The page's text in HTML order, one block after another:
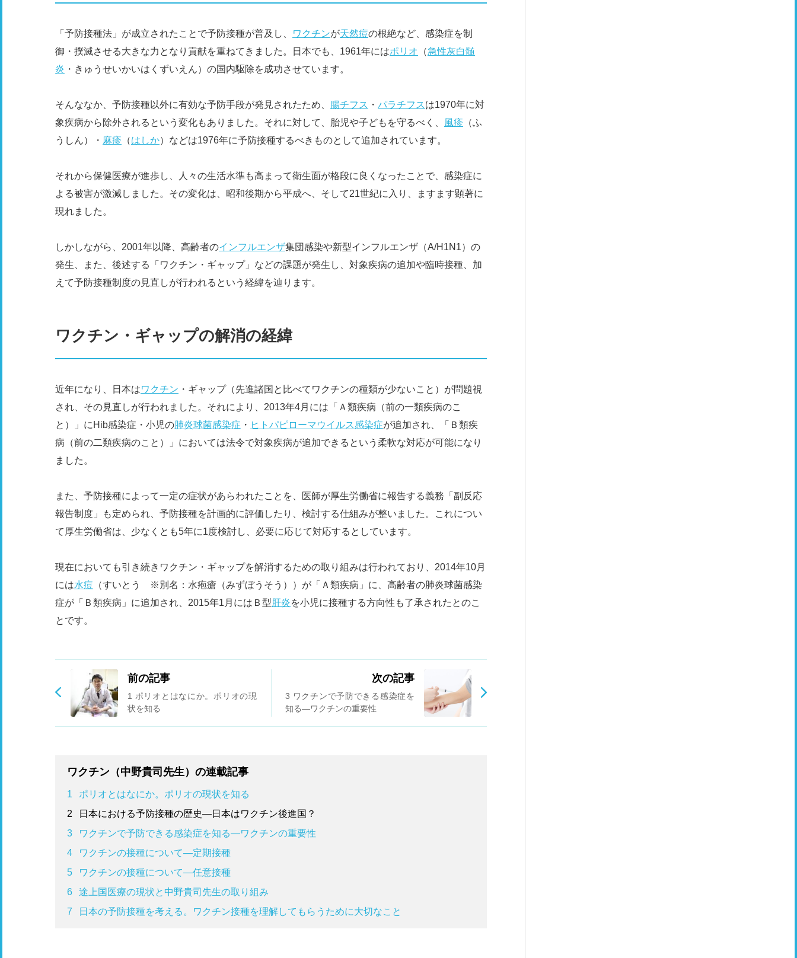
「予防接種法」が成立されたことで予防接種が普及し、 ワクチンが天然痘の根絶など、感染症を制
御・撲滅させる大きな力となり貢献を重ねてきました。日本でも、1961年にはポリオ （急性灰白髄
炎 ・きゅうせいかいはくずいえん）の国内駆除を成功させています。
そんななか、予防接種以外に有効な予防手段が発見されたため、 腸チフス ・ パラチフスは1970年に対
象疾病から除外されるという変化もありました。それに対して、胎児や子どもを守るべく、
風疹 （ふ
うしん）・ 麻疹 （はしか）などは1976年に予防接種するべきものとして追加されています。
それから保健医療が進歩し、人々の生活水準も高まって衛生面が格段に良くなったことで、感染症に
よる被害が激減しました。その変化は、昭和後期から平成へ、そして21世紀に入り、ますます顕著に
現れました。
しかしながら、2001年以降、高齢者のインフルエンザ集団感染や新型インフルエンザ（A/H1N1）の
発生、また、後述する「ワクチン・ギャップ」などの課題が発生し、対象疾病の追加や臨時接種、加
えて予防接種制度の見直しが行われるという経緯を辿ります。
ワクチン・ギャップの解消の経緯
近年になり、日本はワクチン ・ギャップ（先進諸国と比べてワクチンの種類が少ないこと）が問題視
され、その見直しが行われました。それにより、2013年4月には「Ａ類疾病（前の一類疾病のこ
と）」にHib感染症・小児の肺炎球菌感染症 ・ ヒトパピローマウイルス感染症が追加され、「Ｂ類疾
病（前の二類疾病のこと）」においては法令で対象疾病が追加できるという柔軟な対応が可能になり
ました。
また、予防接種によって一定の症状があらわれたことを、医師が厚生労働省に報告する義務「副反応
報告制度」も定められ、予防接種を計画的に評価したり、検討する仕組みが整いました。これについ
て厚生労働省は、少なくとも5年に1度検討し、必要に応じて対応するとしています。
現在においても引き続きワクチン・ギャップを解消するための取り組みは行われており、2014年10月
には水痘 （すいとう ※別名：水疱瘡（みずぼうそう））が「Ａ類疾病」に、高齢者の肺炎球菌感染
症が「Ｂ類疾病」に追加され、2015年1月にはＢ型 肝炎を小児に接種する方向性も了承されたとのこ
とです。
前の記事
1 ポリオとはなにか。ポリオの現
状を知る
次の記事
3 ワクチンで予防できる感染症を
知る―ワクチンの重要性
ワクチン（中野貴司先生）の連載記事
1
ポリオとはなにか。ポリオの現状を知る
2
日本における予防接種の歴史―日本はワクチン後進国？
3
ワクチンで予防できる感染症を知る―ワクチンの重要性
4
ワクチンの接種について―定期接種
5
ワクチンの接種について―任意接種
6
途上国医療の現状と中野貴司先生の取り組み
7
日本の予防接種を考える。ワクチン接種を理解してもらうために大切なこと